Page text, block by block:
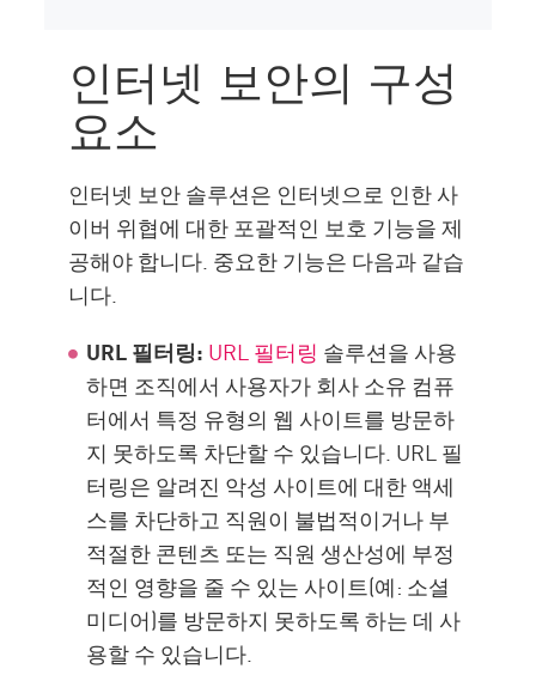
인터넷 보안의 구성
요소
인터넷 보안 솔루션은 인터넷으로 인한 사
이버 위협에 대한 포괄적인 보호 기능을 제
공해야 합니다. 중요한 기능은 다음과 같습
니다.
URL 필터링: URL 필터링 솔루션을 사용
하면 조직에서 사용자가 회사 소유 컴퓨
터에서 특정 유형의 웹 사이트를 방문하
지 못하도록 차단할 수 있습니다. URL 필
터링은 알려진 악성 사이트에 대한 액세
스를 차단하고 직원이 불법적이거나 부
적절한 콘텐츠 또는 직원 생산성에 부정
적인 영향을 줄 수 있는 사이트(예: 소셜
미디어)를 방문하지 못하도록 하는 데 사
용할 수 있습니다.